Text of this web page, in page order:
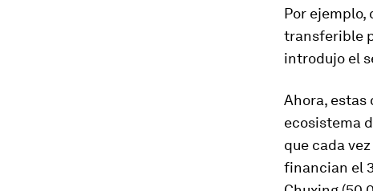
Por
transferible
introdujo el
Ahora, estas
ecosistema
que cada
financian el